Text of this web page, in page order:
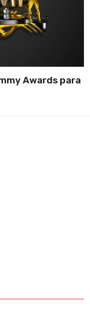
Awards para